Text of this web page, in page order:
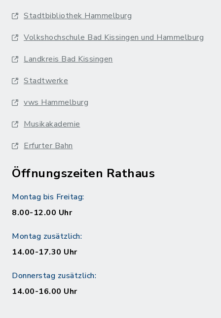
Stadtbibliothek Hammelburg
Volkshochschule Bad Kissingen und Hammelburg
Landkreis Bad Kissingen
Stadtwerke
vws Hammelburg
Musikakademie
Erfurter Bahn
Öffnungszeiten Rathaus
Montag bis Freitag:
8.00-12.00 Uhr
Montag zusätzlich:
14.00-17.30 Uhr
Donnerstag zusätzlich:
14.00-16.00 Uhr